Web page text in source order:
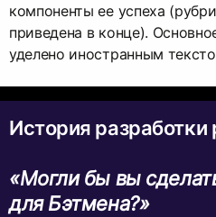
компоненты ее успеха
приведена в конце).
уделено иностранным
История
«Могли бы вы
для Бэтмена?»